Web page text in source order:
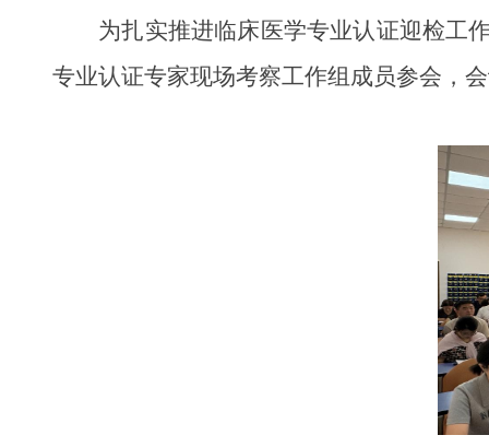
为扎实推进临床医学专业认证迎检工
专业认证专家现场考察工作组成员参会，